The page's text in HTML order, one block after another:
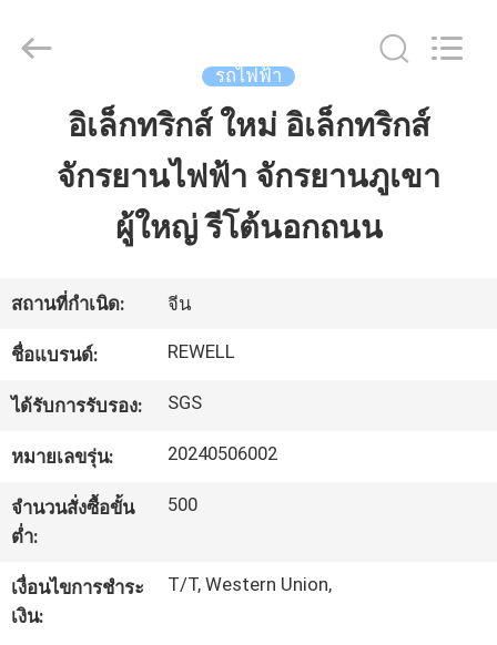
เกี่ยว
กับ
เรา
โรงงาน
ควบคุม
Rights
รถไฟฟ้า
อิเล็กทริกส์ ใหม่ อิเล็กทริกส์
จักรยานไฟฟ้า จักรยานภูเขา
ผู้ใหญ่ รีโต้นอกถนน
สถานที่กำเนิด: จีน
ชื่อแบรนด์: REWELL
ได้รับการรับรอง: SGS
หมายเลขรุ่น: 20240506002
จำนวนสั่งซื้อขั้น
ต่ำ:
500
เงื่อนไขการชำระ
เงิน:
T/T, Western Union,